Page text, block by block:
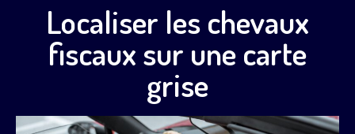
Localiser les chevaux
fiscaux sur une carte
grise